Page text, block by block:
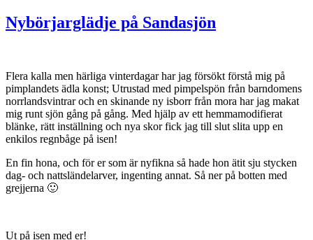
Nybörjarglädje på Sandasjön
Flera kalla men härliga vinterdagar har jag försökt förstå mig på
pimplandets ädla konst; Utrustad med pimpelspön från barndomens
norrlandsvintrar och en skinande ny isborr från mora har jag makat
mig runt sjön gång på gång. Med hjälp av ett hemmamodifierat
blänke, rätt inställning och nya skor fick jag till slut slita upp en
enkilos regnbåge på isen!
En fin hona, och för er som är nyfikna så hade hon ätit sju stycken
dag- och nattsländelarver, ingenting annat. Så ner på botten med
grejjerna 🙂
Ut på isen med er!